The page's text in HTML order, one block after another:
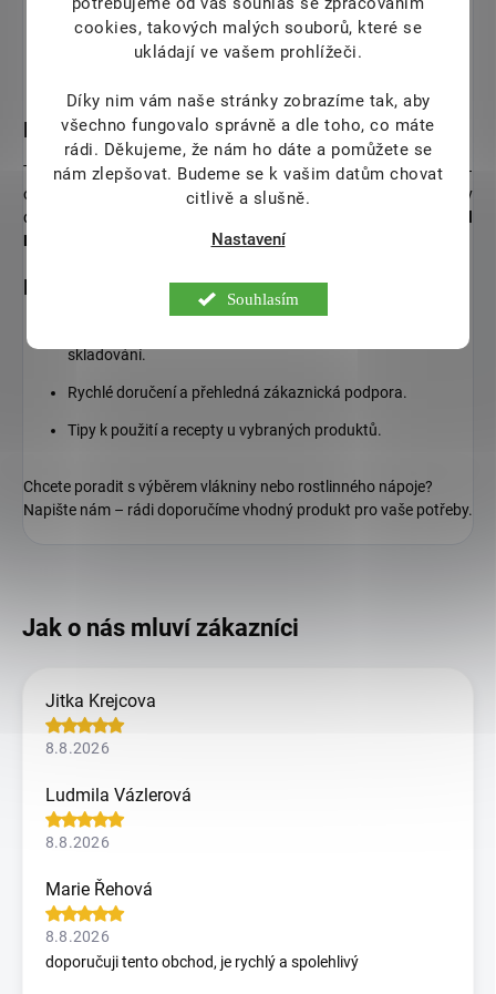
cookies, takových malých souborů, které se
ukládají ve vašem prohlížeči.
Díky nim vám naše stránky zobrazíme tak, aby
všechno fungovalo správně a dle toho, co máte
rádi. Děkujeme, že nám ho dáte a pomůžete se
nám zlepšovat. Budeme se k vašim datům chovat
citlivě a slušně.
Nastavení
Souhlasím
Probiotické produktya směsi – péče o střevní mikrobiom.
Superpotraviny, směsi probezlepkovou dietu
Kvalita, na kterou je spoleh
TOPNATUR klade důraz na bezpečnost a stálou kvalitu výroby –
od roku
je držitelem certifikacíISO 9001
. Díky
dlouhodobé spolupráci se společností
Ltd.
(Velká Británie) rozvíjí i nabídku s probiotickým zaměřením.
Proč nakoupit TOPNATUR na Nestonej.cz
skladování.
Rychlé doručení a přehledná zákaznická podpora.
Tipy k použití a recepty u vybraných produktů.
Chcete poradit s výběrem vlákniny nebo rostlinného nápoje?
Napište nám – rádi doporučíme vhodný produkt pro vaše potřeby.
Jitka Krejcova
8.8.2026
Ludmila Vázlerová
8.8.2026
Marie Řehová
8.8.2026
doporučuji tento obchod, je rychlý a spolehlivý